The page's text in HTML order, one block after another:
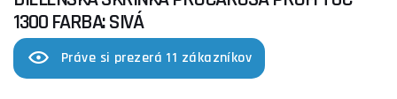
1300 FARBA: SIVÁ
Práve si prezerá 11 zákazníkov